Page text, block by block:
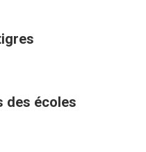
des écoles